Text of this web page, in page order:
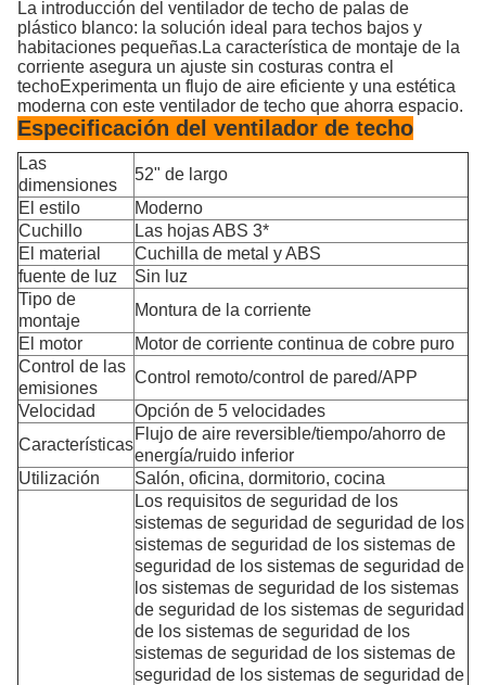
La introducción del ventilador de techo de palas de
plástico blanco: la solución ideal para techos bajos y
habitaciones pequeñas.La característica de montaje de la
corriente asegura un ajuste sin costuras contra el
techoExperimenta un flujo de aire eficiente y una estética
moderna con este ventilador de techo que ahorra espacio.
Especificación del ventilador de techo
Las
dimensiones
52" de largo
El estilo
Moderno
Cuchillo
Las hojas ABS 3*
El material
Cuchilla de metal y ABS
fuente de luz
Sin luz
Tipo de
montaje
Montura de la corriente
El motor
Motor de corriente continua de cobre puro
Control de las
emisiones
Control remoto/control de pared/APP
Velocidad
Opción de 5 velocidades
Características
Flujo de aire reversible/tiempo/ahorro de
energía/ruido inferior
Utilización
Salón, oficina, dormitorio, cocina
Los requisitos de seguridad de los
sistemas de seguridad de seguridad de los
sistemas de seguridad de los sistemas de
seguridad de los sistemas de seguridad de
los sistemas de seguridad de los sistemas
de seguridad de los sistemas de seguridad
de los sistemas de seguridad de los
sistemas de seguridad de los sistemas de
seguridad de los sistemas de seguridad de